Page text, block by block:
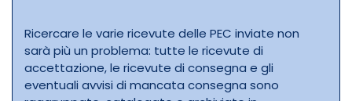
Ricercare le varie ricevute delle PEC inviate non
sarà più un problema: tutte le ricevute di
accettazione, le ricevute di consegna e gli
eventuali avvisi di mancata consegna sono